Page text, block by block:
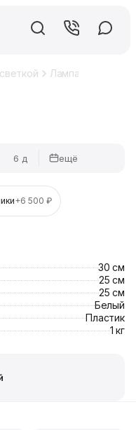
Лампа-колонна
6 д
ещё
+6 500 ₽
30 см
25 см
25 см
Белый
Пластик
1 кг